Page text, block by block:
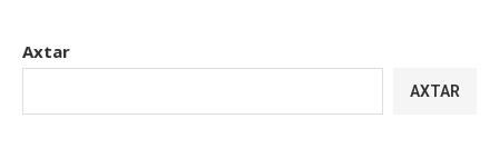
Axtar
AXTAR